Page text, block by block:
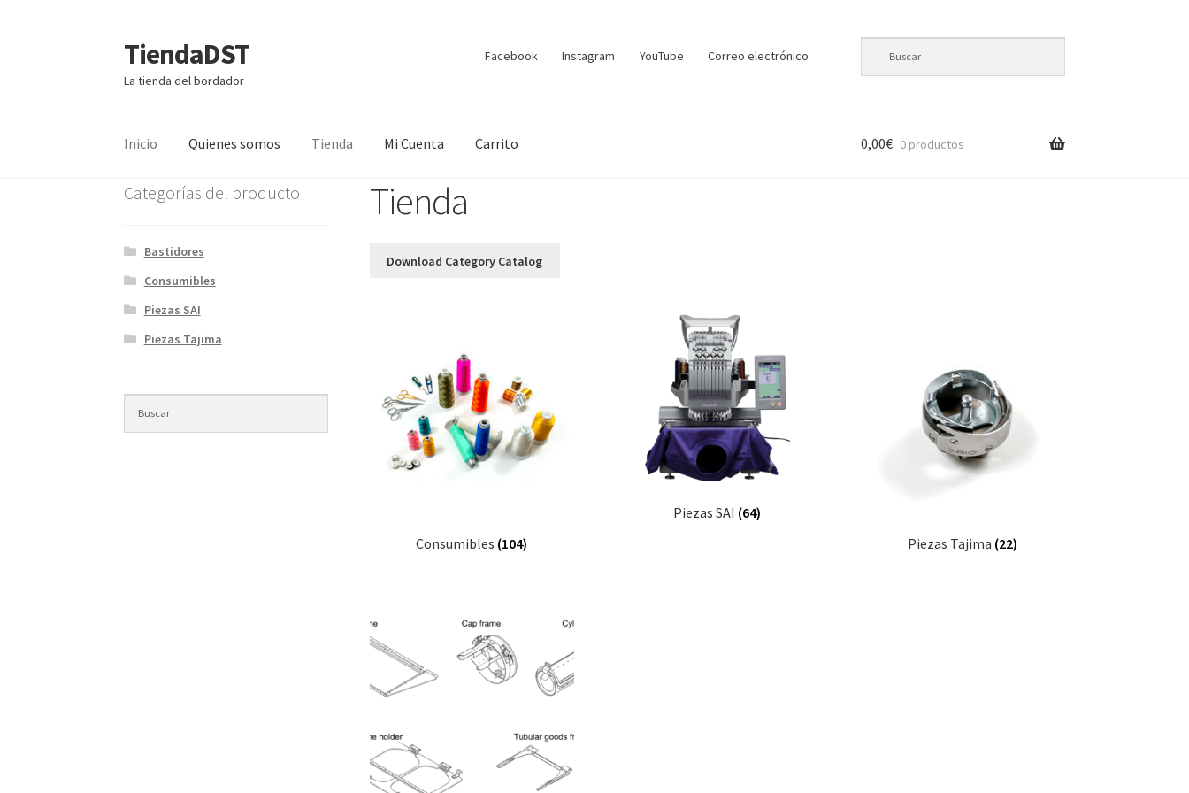
Ir
a
la
Ir
al
contenido
TiendaDST
La tienda del bordador
Facebook Instagram YouTube Correo electrónico
Inicio Quienes somos Tienda Mi Cuenta Carrito 0,00€ 0 productos
Tienda
Download Category Catalog
Consumibles (104)
Piezas SAI (64)
Piezas Tajima (22)
Categorías del producto
Bastidores
Consumibles
Piezas SAI
Piezas Tajima